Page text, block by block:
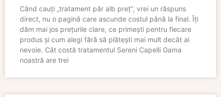
Când cauți „tratament păr alb preț”, vrei un răspuns
direct, nu o pagină care ascunde costul până la final. Îți
dăm mai jos prețurile clare, ce primești pentru fiecare
produs și cum alegi fără să plătești mai mult decât ai
nevoie. Cât costă tratamentul Sereni Capelli Gama
noastră are trei